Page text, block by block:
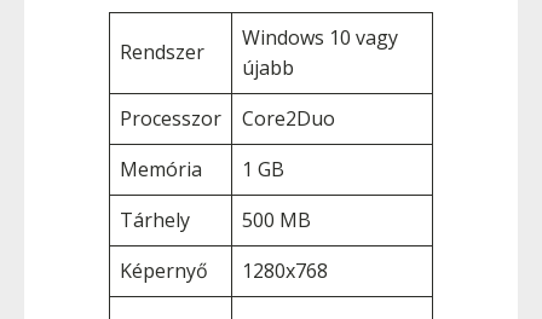
Rendszer
Windows 10 vagy
újabb
Processzor
Core2Duo
Memória
1 GB
Tárhely
500 MB
Képernyő
1280x768